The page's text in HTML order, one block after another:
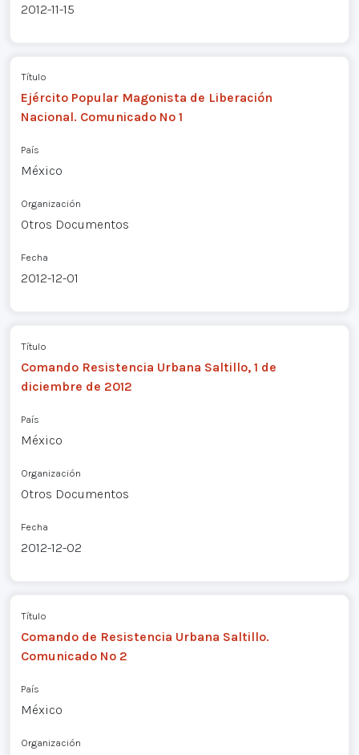
2012-11-15
Título
Ejército Popular Magonista de Liberación
Nacional. Comunicado Nº 1
País
México
Organización
Otros Documentos
Fecha
2012-12-01
Título
Comando Resistencia Urbana Saltillo, 1 de
diciembre de 2012
País
México
Organización
Otros Documentos
Fecha
2012-12-02
Título
Comando de Resistencia Urbana Saltillo.
Comunicado Nº 2
País
México
Organización